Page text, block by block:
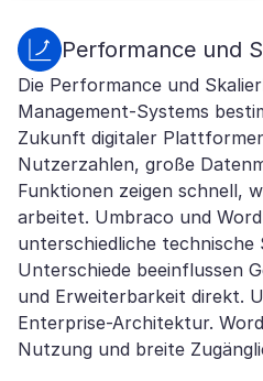
Performance und
Die Performance und
Management-Systems
Zukunft digitaler
Nutzerzahlen, große
Funktionen zeigen schnell,
arbeitet. Umbraco und
unterschiedliche technische
Unterschiede beeinflussen
und Erweiterbarkeit direkt.
Enterprise-Architektur.
Nutzung und breite